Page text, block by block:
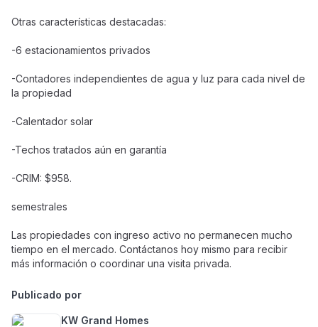
Otras características destacadas:
-6 estacionamientos privados
-Contadores independientes de agua y luz para cada nivel de
la propiedad
-Calentador solar
-Techos tratados aún en garantía
-CRIM: $958.
semestrales
Las propiedades con ingreso activo no permanecen mucho
tiempo en el mercado. Contáctanos hoy mismo para recibir
más información o coordinar una visita privada.
Publicado por
KW Grand Homes